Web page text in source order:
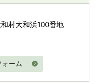
村大和浜100番地
ーム